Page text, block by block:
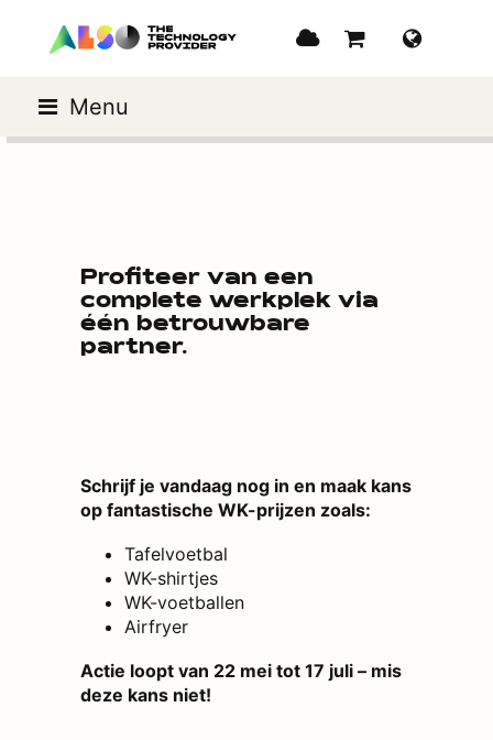
Menu
Profiteer van een
complete werkplek via
één betrouwbare
partner.
Schrijf je vandaag nog in en maak kans
op fantastische WK-prijzen zoals:
Tafelvoetbal
WK-shirtjes
WK-voetballen
Airfryer
Actie loopt van 22 mei tot 17 juli – mis
deze kans niet!